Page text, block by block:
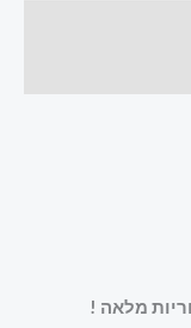
מלאה !